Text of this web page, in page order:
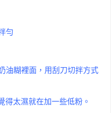
勻
油糊裡面，用刮刀切拌方式
太濕就在加一些低粉。